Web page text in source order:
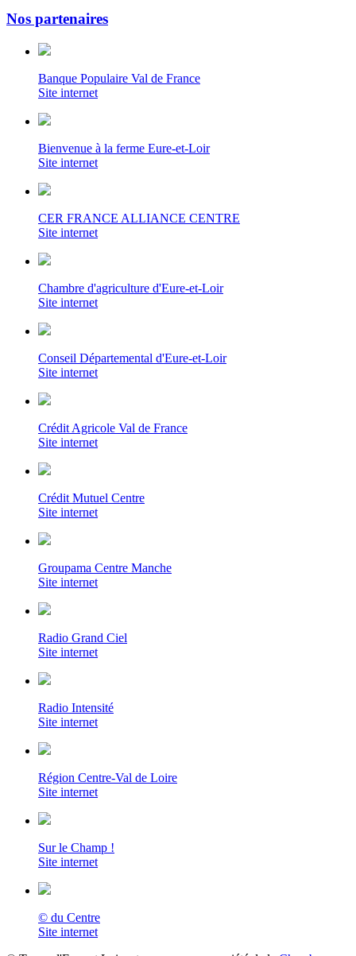
Nos partenaires
Banque Populaire Val de France
Site internet
Bienvenue à la ferme Eure-et-Loir
Site internet
CER FRANCE ALLIANCE CENTRE
Site internet
Chambre d'agriculture d'Eure-et-Loir
Site internet
Conseil Départemental d'Eure-et-Loir
Site internet
Crédit Agricole Val de France
Site internet
Crédit Mutuel Centre
Site internet
Groupama Centre Manche
Site internet
Radio Grand Ciel
Site internet
Radio Intensité
Site internet
Région Centre-Val de Loire
Site internet
Sur le Champ !
Site internet
© du Centre
Site internet